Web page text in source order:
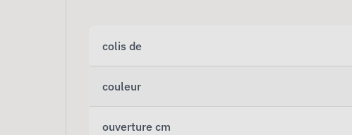
colis de
couleur
ouverture cm